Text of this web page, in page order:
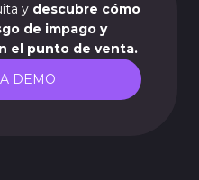
y descubre cómo
de impago y
el punto de venta.
DEMO